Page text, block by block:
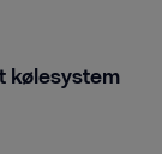
kølesystem